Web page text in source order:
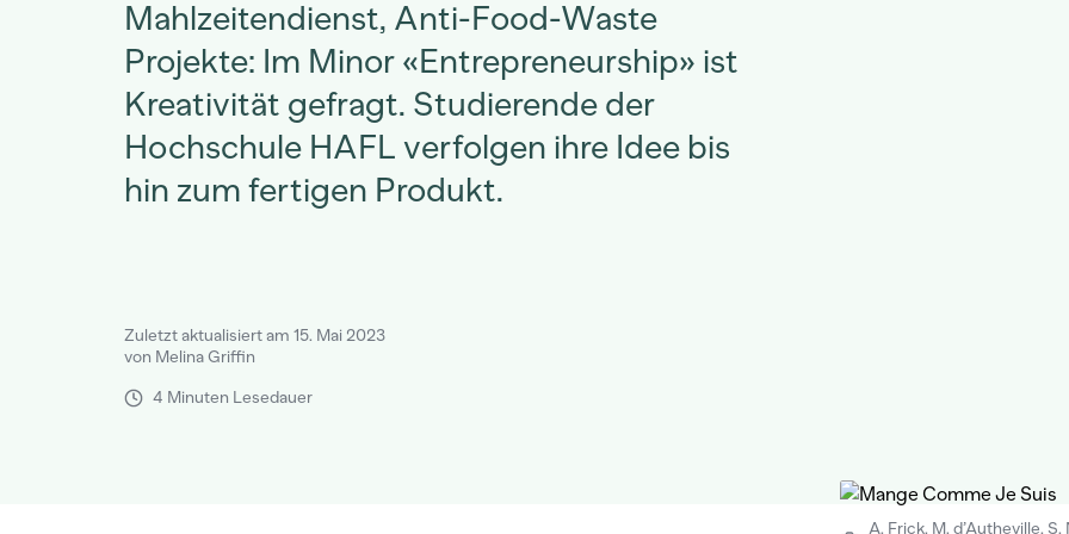
Mahlzeitendienst, Anti-Food-Waste
Projekte: Im Minor «Entrepreneurship» ist
Kreativität gefragt. Studierende der
Hochschule HAFL verfolgen ihre Idee bis
hin zum fertigen Produkt.
Zuletzt aktualisiert am 15. Mai 2023
von Melina Griffin
4 Minuten Lesedauer
A. Frick, M. d’Autheville, S.